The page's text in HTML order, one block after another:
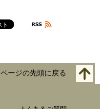
ページの先頭に戻る